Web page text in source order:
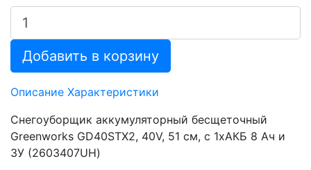
Добавить в корзину
Описание Характеристики
Снегоуборщик аккумуляторный бесщеточный
Greenworks GD40STX2, 40V, 51 см, с 1хАКБ 8 Ач и
ЗУ (2603407UH)